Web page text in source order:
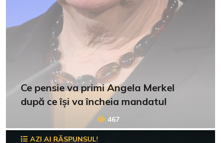
Ce pensie va primi Angela Merkel
după ce își va încheia mandatul
467
AZI AI RĂSPUNSUL!